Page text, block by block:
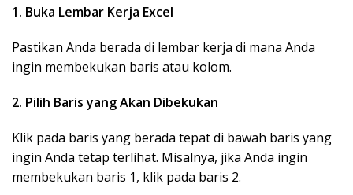
1. Buka Lembar Kerja Excel
Pastikan Anda berada di lembar kerja di mana Anda
ingin membekukan baris atau kolom.
2. Pilih Baris yang Akan Dibekukan
Klik pada baris yang berada tepat di bawah baris yang
ingin Anda tetap terlihat. Misalnya, jika Anda ingin
membekukan baris 1, klik pada baris 2.